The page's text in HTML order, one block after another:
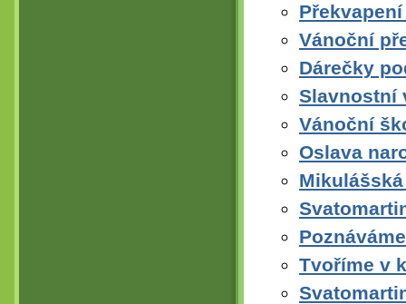
Vánoční
Dárečky
Slavnostní
Vánoční
Oslava
Tvoříme v